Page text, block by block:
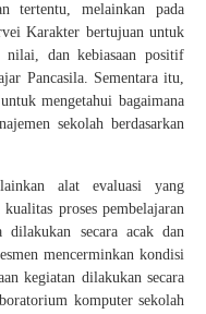
tertentu, melainkan pada
Karakter bertujuan untuk
nilai, dan kebiasaan positif
Pancasila. Sementara itu,
mengetahui bagaimana
sekolah berdasarkan
alat evaluasi yang
proses pembelajaran
dilakukan secara acak dan
mencerminkan kondisi
kegiatan dilakukan secara
komputer sekolah